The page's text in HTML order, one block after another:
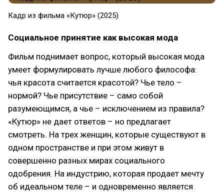
Кадр из фильма «Кутюр» (2025)
Социальное принятие как высокая мода
Фильм поднимает вопрос, который высокая мода
умеет формулировать лучше любого философа:
чья красота считается красотой? Чье тело –
нормой? Чье присутствие – само собой
разумеющимся, а чье – исключением из правила?
«Кутюр» не дает ответов – но предлагает
смотреть. На трех женщин, которые существуют в
одном пространстве и при этом живут в
совершенно разных мирах социального
одобрения. На индустрию, которая продает мечту
об идеальном теле – и одновременно является